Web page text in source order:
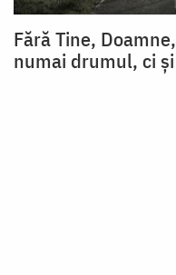
Fără Tine,
numai drumul, ci